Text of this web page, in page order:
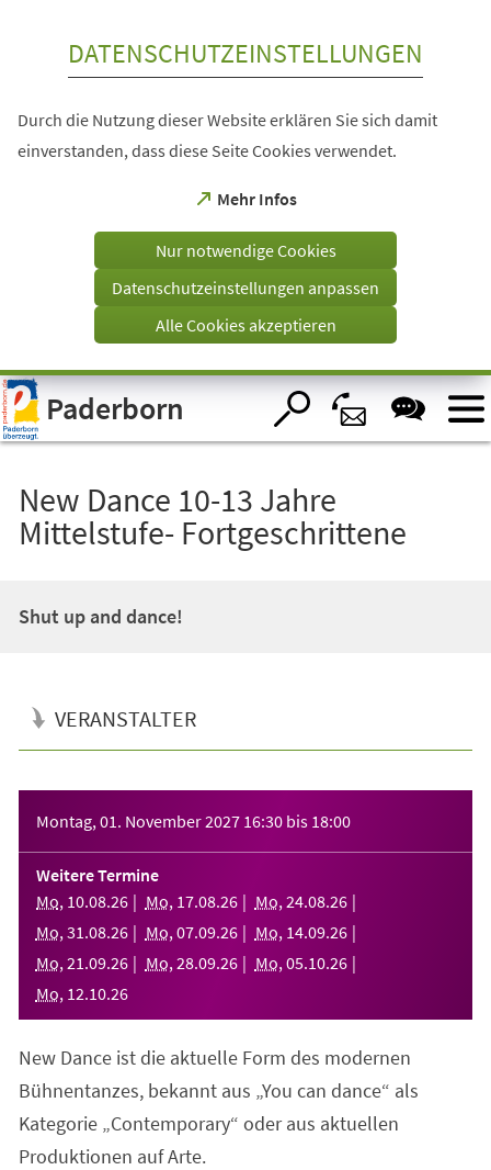
Visuelle
Assistenzsoftware
öffnen.
DATENSCHUTZEINSTELLUNGEN
Durch die Nutzung dieser Website erklären Sie sich damit
einverstanden, dass diese Seite Cookies verwendet.
Mehr Infos
(Öffnet
einem
Tab)
Nur notwendige Cookies
Datenschutzeinstellungen anpassen
Alle Cookies akzeptieren
Paderborn
New Dance 10-13 Jahre
Mittelstufe- Fortgeschrittene
Shut up and dance!
VERANSTALTER
Montag, 01. November 2027 16:30 bis 18:00
Weitere Termine
Mo, 10.08.26 Mo, 17.08.26 Mo, 24.08.26
Mo, 31 .08.26 Mo, 07.09.26 Mo, 14.09.26
Mo, 21 .09.26 Mo, 28.09.26 Mo, 05.10.26
Mo, 12.10.26
New Dance ist die aktuelle Form des modernen
Bühnentanzes, bekannt aus „You can dance“ als
Kategorie „Contemporary“ oder aus aktuellen
Produktionen auf Arte.